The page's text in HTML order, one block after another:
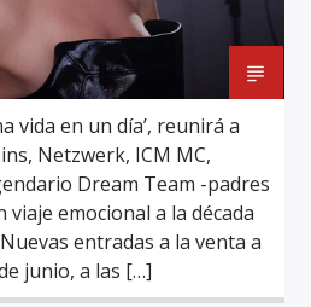
vida en un día’, reunirá a
Netzwerk, ICM MC,
Dream Team -padres
viaje emocional a la década
entradas a la venta a
junio, a las […]